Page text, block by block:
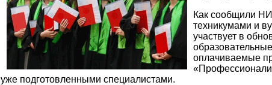
Как сообщили
техникумами и
участвует в
оплачиваемые
уже подготовленными специалистами.